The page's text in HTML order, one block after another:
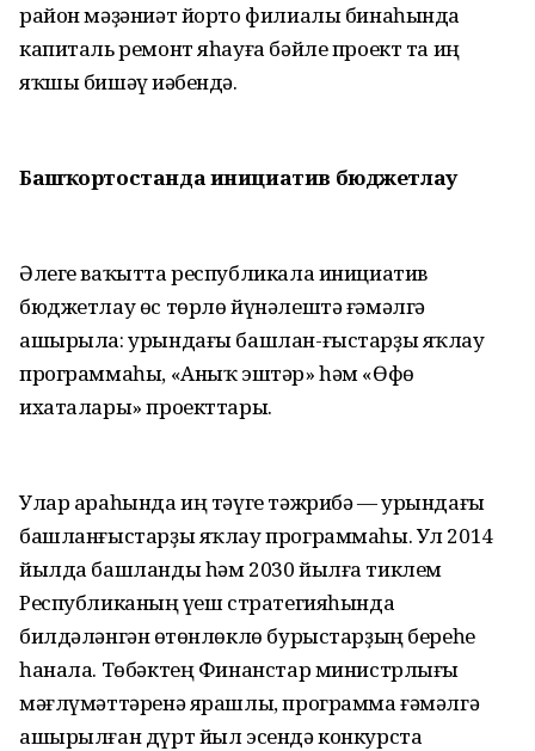
район мәҙәниәт йорто филиалы бинаһында
капиталь ремонт яһауға бәйле проект та иң
яҡшы бишәү иҫәбендә.
Башҡортостанда инициатив бюджетлау
Әлеге ваҡытта республикала инициатив
бюджетлау өс төрлө йүнәлештә ғәмәлгә
ашырыла: урындағы башлан-ғыстарҙы яҡлау
программаһы, «Аныҡ эштәр» һәм «Өфө
ихаталары» проекттары.
Улар араһында иң тәүге тәжрибә — урындағы
башланғыстарҙы яҡлау программаһы. Ул 2014
йылда башланды һәм 2030 йылға тиклем
Республиканың үҫеш стратегияһында
билдәләнгән өҫтөнлөклө бурыстарҙың береһе
һанала. Төбәктең Финанстар министрлығы
мәғлүмәттәренә ярашлы, программа ғәмәлгә
ашырылған дүрт йыл эсендә конкурста